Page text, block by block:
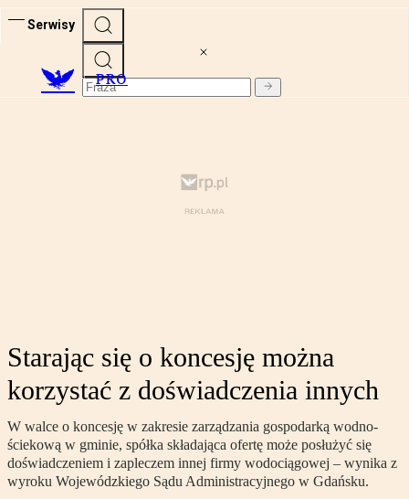
Serwisy
PRO
Starając się o koncesję można
korzystać z doświadczenia innych
W walce o koncesję w zakresie zarządzania gospodarką wodno-
ściekową w gminie, spółka składająca ofertę może posłużyć się
doświadczeniem i zapleczem innej firmy wodociągowej – wynika z
wyroku Wojewódzkiego Sądu Administracyjnego w Gdańsku.